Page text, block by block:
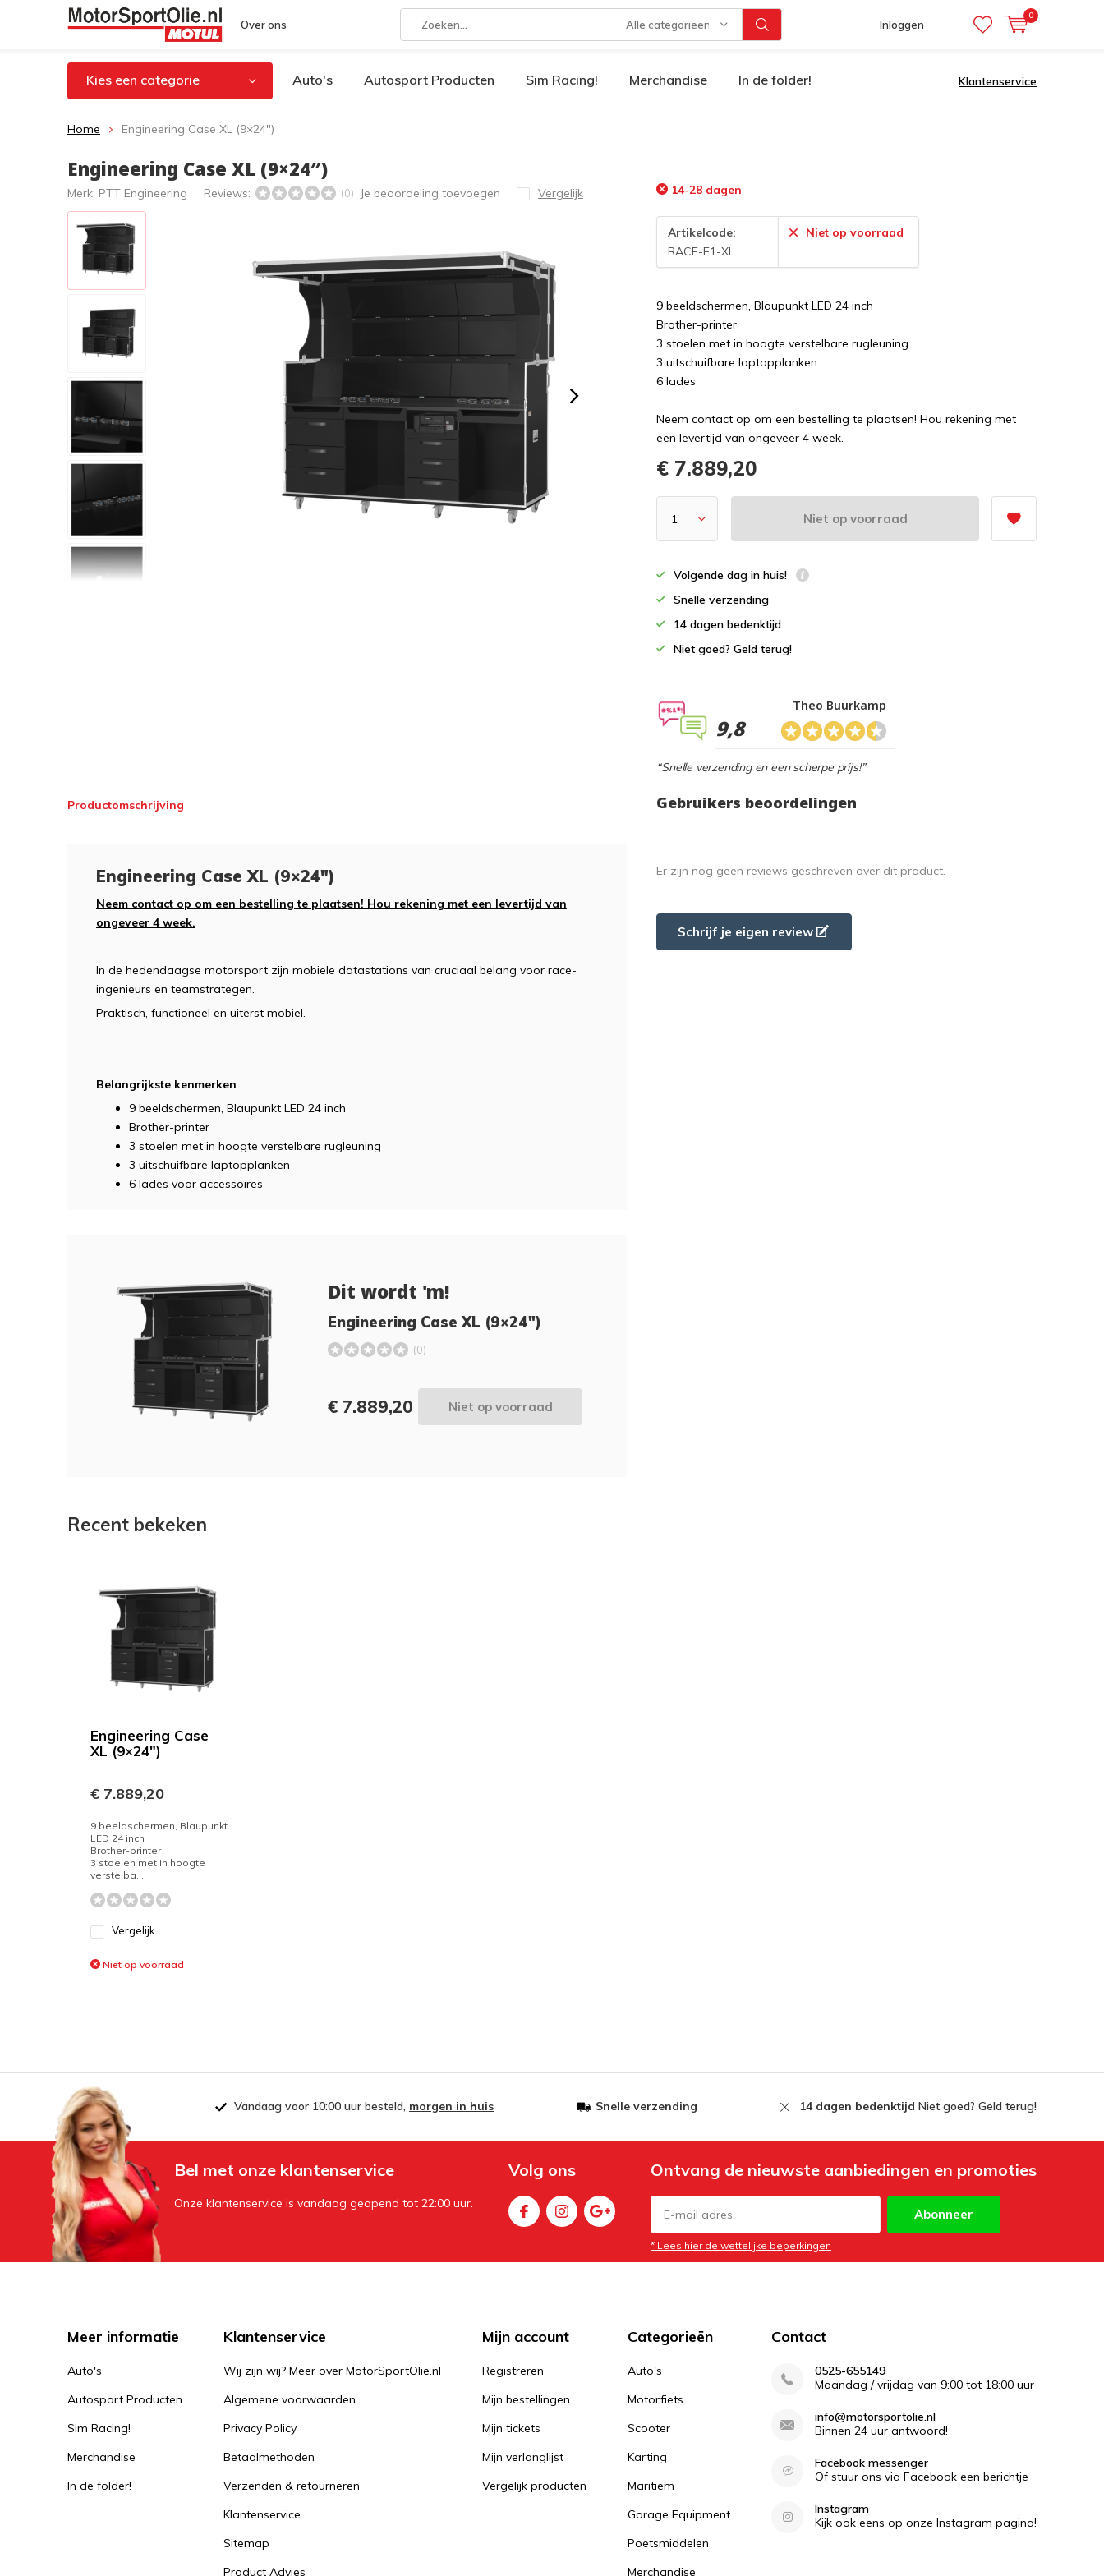
Over ons Alle categorieën Inloggen
0
Kies een categorie Auto's Autosport Producten Sim Racing! Merchandise In de folder! Klantenservice
Home Engineering Case XL (9×24″)
Engineering Case XL (9×24″)
Merk: PTT Engineering Reviews: (0) Je beoordeling toevoegen Vergelijk 14-28 dagen
Artikelcode:
RACE-E1-XL
Niet op voorraad
9 beeldschermen, Blaupunkt LED 24 inch
Brother-printer
3 stoelen met in hoogte verstelbare rugleuning
3 uitschuifbare laptopplanken
6 lades
Neem contact op om een bestelling te plaatsen! Hou rekening met
een levertijd van ongeveer 4 week.
€ 7.889,20
Niet op voorraad
Volgende dag in huis!
Snelle verzending
14 dagen bedenktijd
Niet goed? Geld terug!
9,8
Theo Buurkamp
“Snelle verzending en een scherpe prijs!”
Productomschrijving
Engineering Case XL (9×24″)
Neem contact op om een bestelling te plaatsen! Hou rekening met een levertijd van
ongeveer 4 week.
In de hedendaagse motorsport zijn mobiele datastations van cruciaal belang voor race-
ingenieurs en teamstrategen.
Praktisch, functioneel en uiterst mobiel.
Belangrijkste kenmerken
9 beeldschermen, Blaupunkt LED 24 inch
Brother-printer
3 stoelen met in hoogte verstelbare rugleuning
3 uitschuifbare laptopplanken
6 lades voor accessoires
Dit wordt 'm!
Engineering Case XL (9×24″)
(0)
€ 7.889,20 Niet op voorraad
Gebruikers beoordelingen
Er zijn nog geen reviews geschreven over dit product.
Schrijf je eigen review
Recent bekeken
Engineering Case
XL (9×24″)
€ 7.889,20
9 beeldschermen, Blaupunkt
LED 24 inch
Brother-printer
3 stoelen met in hoogte
verstelba...
Vergelijk
Niet op voorraad
Vandaag voor 10:00 uur besteld, morgen in huis Snelle verzending 14 dagen bedenktijd Niet goed? Geld terug!
Bel met onze klantenservice
Onze klantenservice is vandaag geopend tot 22:00 uur.
Volg ons Ontvang de nieuwste aanbiedingen en promoties
Abonneer
* Lees hier de wettelijke beperkingen
Meer informatie
Auto's
Autosport Producten
Sim Racing!
Merchandise
In de folder!
Klantenservice
Wij zijn wij? Meer over MotorSportOlie.nl
Algemene voorwaarden
Privacy Policy
Betaalmethoden
Verzenden & retourneren
Klantenservice
Sitemap
Product Advies
Mijn account
Registreren
Mijn bestellingen
Mijn tickets
Mijn verlanglijst
Vergelijk producten
Categorieën
Auto's
Motorfiets
Scooter
Karting
Maritiem
Garage Equipment
Poetsmiddelen
Merchandise
Contact
0525-655149
Maandag / vrijdag van 9:00 tot 18:00 uur
info@motorsportolie.nl
Binnen 24 uur antwoord!
Facebook messenger
Of stuur ons via Facebook een berichtje
Instagram
Kijk ook eens op onze Instagram pagina!